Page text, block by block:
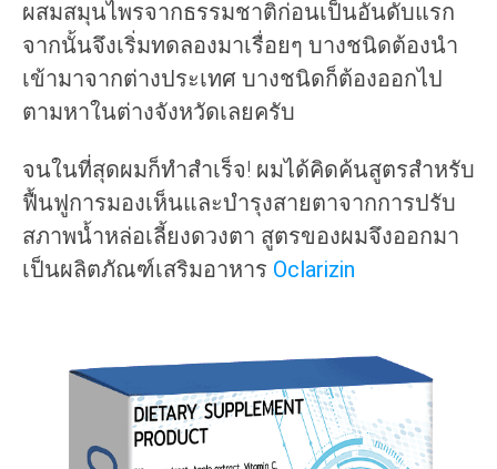
ผสมสมุนไพรจากธรรมชาติก่อนเป็นอันดับแรก
จากนั้นจึงเริ่มทดลองมาเรื่อยๆ บางชนิดต้องนำ
เข้ามาจากต่างประเทศ บางชนิดก็ต้องออกไป
ตามหาในต่างจังหวัดเลยครับ
จนในที่สุดผมก็ทำสำเร็จ! ผมได้คิดค้นสูตรสำหรับ
ฟื้นฟูการมองเห็นและบำรุงสายตาจากการปรับ
สภาพน้ำหล่อเลี้ยงดวงตา สูตรของผมจึงออกมา
เป็นผลิตภัณฑ์เสริมอาหาร Oclarizin